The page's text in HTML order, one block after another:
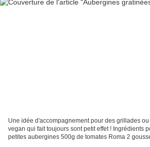
Une idée d'accompagnement pour des grillades
vegan qui fait toujours sont petit effet ! Ingrédients
petites aubergines 500g de tomates Roma 2